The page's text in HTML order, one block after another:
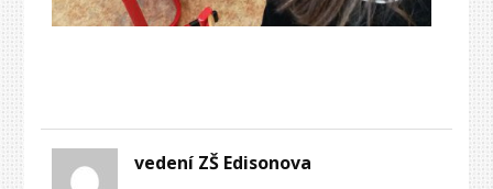
vedení ZŠ Edisonova